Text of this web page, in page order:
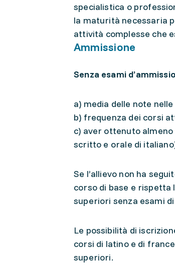
specialistica o
la maturità necessaria
attività complesse che
Ammissione
Senza esami
a) media delle note
b) frequenza dei corsi
c) aver ottenuto
scritto e orale di
Se l’allievo non ha
corso di base e rispetta
superiori senza esami
Le possibilità di
corsi di latino e di
superiori.